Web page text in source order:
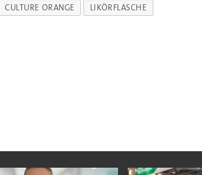
CULTURE ORANGE LIKÖRFLASCHE